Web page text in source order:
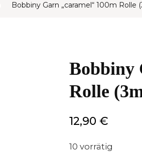
Bobbiny Garn „caramel“ 100m Rolle
Bobbiny
Rolle
12,90€
10 vorrätig